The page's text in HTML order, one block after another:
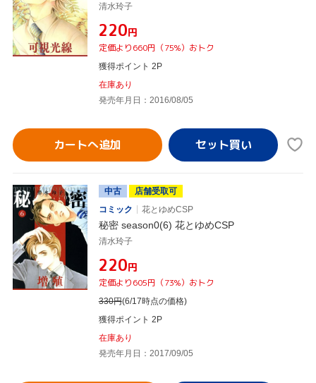
清水玲子
¥220円
定価より660円（75%）おトク
獲得ポイント 2P
在庫あり
発売年月日：2016/08/05
カートへ追加
中古
店舗受取可
コミック
花とゆめCSP
秘密 season0(6) 花とゆめCSP
清水玲子
¥220円
定価より605円（73%）おトク
330円(6/17時点の価格)
獲得ポイント 2P
在庫あり
発売年月日：2017/09/05